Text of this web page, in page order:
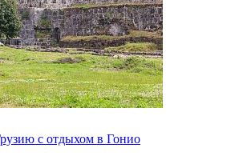
с отдыхом в Гонио